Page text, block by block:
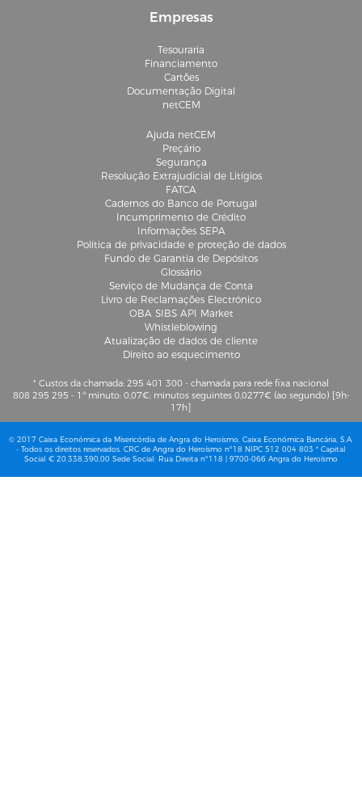
Empresas
Tesouraria
Financiamento
Cartões
Documentação Digital
netCEM
Ajuda netCEM
Preçário
Segurança
Resolução Extrajudicial de Litígios
FATCA
Cadernos do Banco de Portugal
Incumprimento de Crédito
Informações SEPA
Política de privacidade e proteção de dados
Fundo de Garantia de Depósitos
Glossário
Serviço de Mudança de Conta
Livro de Reclamações Electrónico
OBA SIBS API Market
Whistleblowing
Atualização de dados de cliente
Direito ao esquecimento
* Custos da chamada: 295 401 300 - chamada para rede fixa nacional
808 295 295 - 1º minuto: 0,07€; minutos seguintes 0,0277€ (ao segundo) [9h-
17h]
© 2017 Caixa Económica da Misericórdia de Angra do Heroísmo, Caixa Económica Bancária, S.A.
- Todos os direitos reservados. CRC de Angra do Heroísmo nº18 NIPC 512 004 803 * Capital
Social € 20.338.390,00 Sede Social: Rua Direita nº118 | 9700-066 Angra do Heroísmo